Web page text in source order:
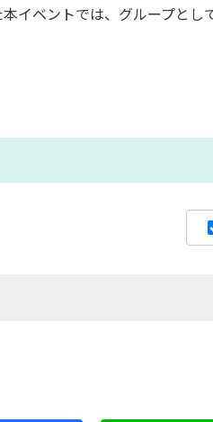
イベントでは、グループとし